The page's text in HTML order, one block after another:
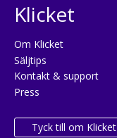
Klicket
Om Klicket
Säljtips
Kontakt & support
Press
Tyck till om Klicket